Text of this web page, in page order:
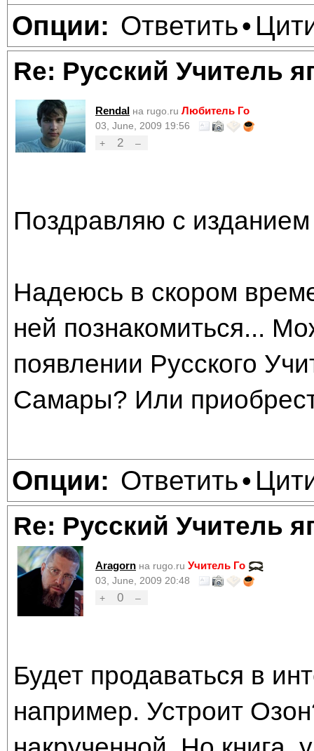
Опции: Ответить•
Re: Русский Учитель
Rendal на rugo.ru Любитель Го
03, June, 2009 19:56
+
2 –
Поздравляю с изданием
Надеюсь в скором
ней познакомиться...
появлении Русского
Самары? Или
Опции: Ответить•
Re: Русский Учитель
Aragorn на rugo.ru Учитель Го
03, June, 2009 20:48
+
0 –
Будет продаваться в
например. Устроит